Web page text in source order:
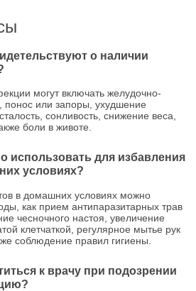
о наличии
могут включать желудочно-
понос или запоры, ухудшение
сонливость, снижение веса,
боли в животе.
использовать для избавления
условиях?
в домашних условиях можно
как прием антипаразитарных трав
чесночного настоя, увеличение
клетчаткой, регулярное мытье рук
соблюдение правил гигиены.
к врачу при подозрении